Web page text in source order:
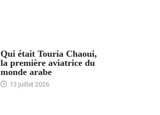
Qui était Touria Chaoui,
la première aviatrice du
monde arabe
13 juillet 2026